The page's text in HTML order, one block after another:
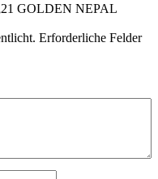
GOLDEN NEPAL
Erforderliche Felder